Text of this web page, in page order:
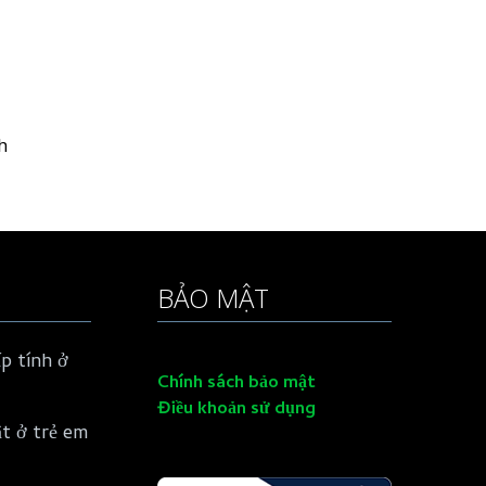
tính ở
ở trẻ em
BẢO MẬT
Chính sách bảo mật
Điều khoản sử dụng